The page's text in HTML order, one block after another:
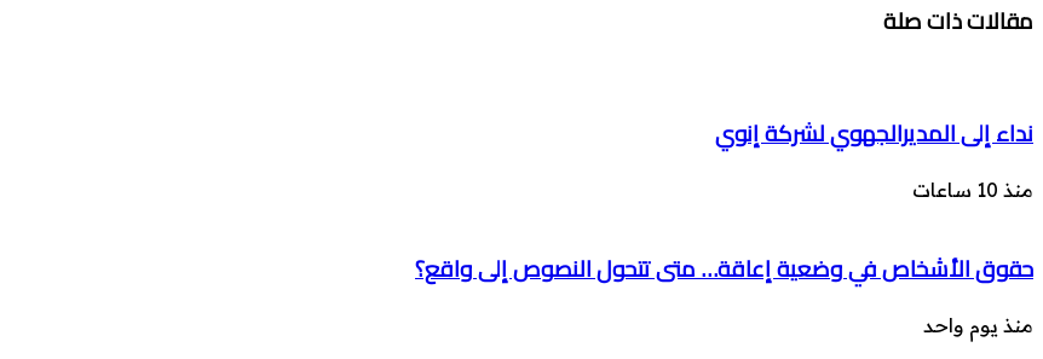
مقالات ذات صلة
نداء إلى المديرالجهوي لشركة إنوي
منذ 10 ساعات
حقوق الأشخاص في وضعية إعاقة… متى تتحول النصوص إلى واقع؟
منذ يوم واحد